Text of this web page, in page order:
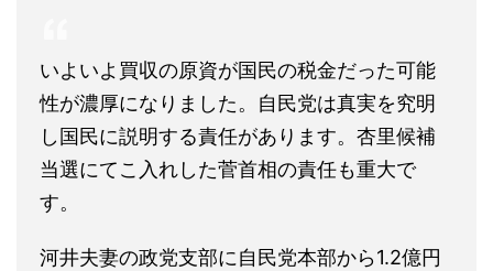
いよいよ買収の原資が国民の税金だった可能
性が濃厚になりました。自民党は真実を究明
し国民に説明する責任があります。杏里候補
当選にてこ入れした菅首相の責任も重大で
す。
河井夫妻の政党支部に自民党本部から1.2億円